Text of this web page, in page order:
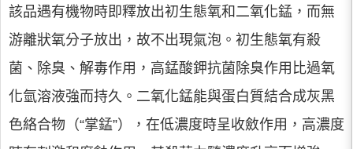
該品遇有機物時即釋放出初生態氧和二氧化錳，而無
游離狀氧分子放出，故不出現氣泡。初生態氧有殺
菌、除臭、解毒作用，高錳酸鉀抗菌除臭作用比過氧
化氫溶液強而持久。二氧化錳能與蛋白質結合成灰黑
色絡合物（“掌錳”），在低濃度時呈收斂作用，高濃度